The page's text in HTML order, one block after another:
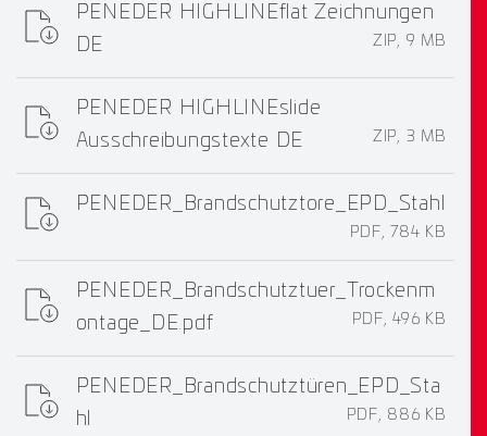
PENEDER HIGHLINEflat Zeichnungen
DE
ZIP, 9 MB
PENEDER HIGHLINEslide
Ausschreibungstexte DE
ZIP, 3 MB
PENEDER_Brandschutztore_EPD_Stahl
PDF, 784 KB
PENEDER_Brandschutztuer_Trockenm
ontage_DE.pdf
PDF, 496 KB
PENEDER_Brandschutztüren_EPD_Sta
hl
PDF, 886 KB